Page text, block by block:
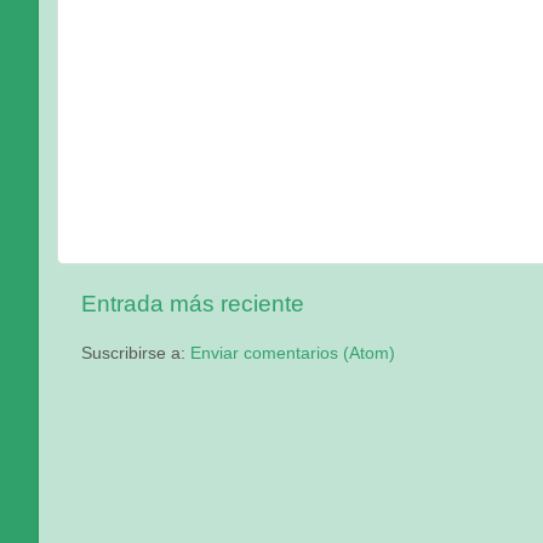
Entrada más reciente
Suscribirse a: Enviar comentarios (Atom)